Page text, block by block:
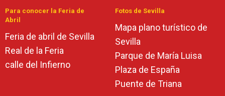
Para conocer la Feria de
Abril
Feria de abril de Sevilla
Real de la Feria
calle del Infierno
Fotos de Sevilla
Mapa plano turístico de
Sevilla
Parque de María Luisa
Plaza de España
Puente de Triana